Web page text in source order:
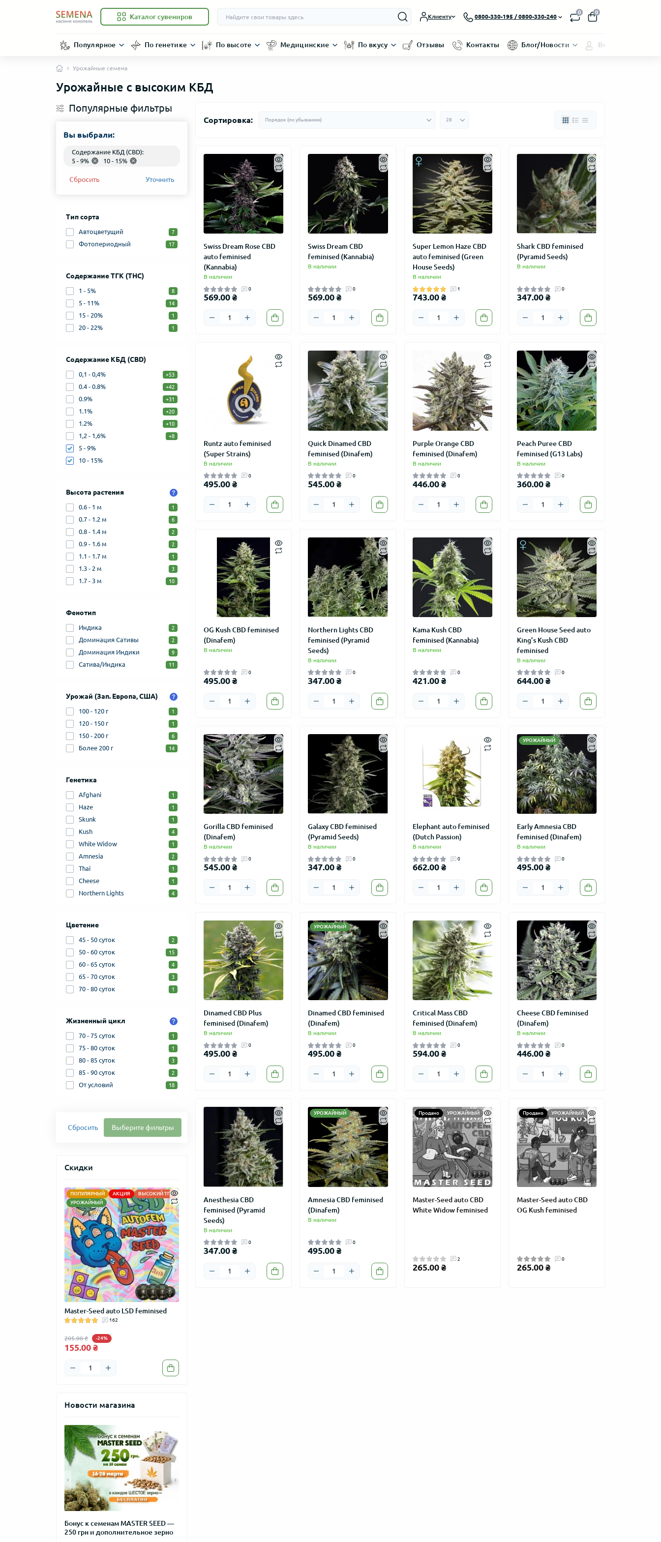
Каталог сувениров Клиенту 0800-330-195 / 0800-330-240
0 0
Популярное По генетике По высоте Медицинские По вкусу Отзывы Контакты Блог/Новости Вход/
Урожайные семена
Урожайные с высоким КБД
Популярные фильтры
Вы выбрали:
Содержание КБД (CBD):
5 - 9%
10 - 15%
Сбросить Уточнить
Тип сорта
Автоцветущий 7
Фотопериодный 17
Содержание ТГК (THC)
1 - 5% 8
5 - 11% 14
15 - 20% 1
20 - 22% 1
Содержание КБД (CBD)
0,1 - 0,4% +53
0.4 - 0.8% +42
0.9% +31
1.1% +20
1.2% +10
1,2 - 1,6% +8
5 - 9%
10 - 15%
Высота растения
0.6 - 1 м 1
0.7 - 1.2 м 6
0.8 - 1.4 м 2
0.9 - 1.6 м 2
1.1 - 1.7 м 1
1.3 - 2 м 3
1.7 - 3 м 10
Фенотип
Индика 2
Доминация Сативы 2
Доминация Индики 9
Сатива/Индика 11
Урожай (Зап. Европа, США)
100 - 120 г 1
120 - 150 г 1
150 - 200 г 6
Более 200 г 14
Генетика
Afghani 1
Haze 1
Skunk 1
Kush 4
White Widow 1
Amnesia 2
Thai 1
Cheese 1
Northern Lights 4
Цветение
45 - 50 суток 2
50 - 60 суток 15
60 - 65 суток 4
65 - 70 суток 3
70 - 80 суток 1
Жизненный цикл
70 - 75 суток 1
75 - 80 суток 1
80 - 85 суток 3
85 - 90 суток 2
От условий 18
Сбросить Выберите фильтры
Скидки
ПОПУЛЯРНЫЙ АКЦИЯ
ВЫСОКИЙ ТГК
УРОЖАЙНЫЙ
Master-Seed auto LSD feminised
162
205.00 ₴ -24%
155.00 ₴
Новости магазина
Бонус к семенам MASTER SEED —
250 грн и дополнительное зерно
Сортировка:
Swiss Dream Rose CBD
auto feminised
(Kannabia)
В наличии
0
569.00 ₴
Swiss Dream CBD
feminised (Kannabia)
В наличии
0
569.00 ₴
Super Lemon Haze CBD
auto feminised (Green
House Seeds)
В наличии
1
743.00 ₴
Shark CBD feminised
(Pyramid Seeds)
В наличии
0
347.00 ₴
Runtz auto feminised
(Super Strains)
В наличии
0
495.00 ₴
Quick Dinamed CBD
feminised (Dinafem)
В наличии
0
545.00 ₴
Purple Orange CBD
feminised (Dinafem)
В наличии
0
446.00 ₴
Peach Puree CBD
feminised (G13 Labs)
В наличии
0
360.00 ₴
OG Kush CBD feminised
(Dinafem)
В наличии
0
495.00 ₴
Northern Lights CBD
feminised (Pyramid
Seeds)
В наличии
0
347.00 ₴
Kama Kush CBD
feminised (Kannabia)
В наличии
0
421.00 ₴
Green House Seed auto
King’s Kush CBD
feminised
В наличии
0
644.00 ₴
Gorilla CBD feminised
(Dinafem)
В наличии
0
545.00 ₴
Galaxy CBD feminised
(Pyramid Seeds)
В наличии
0
347.00 ₴
Elephant auto feminised
(Dutch Passion)
В наличии
0
662.00 ₴
УРОЖАЙНЫЙ
Early Amnesia CBD
feminised (Dinafem)
В наличии
0
495.00 ₴
Dinamed CBD Plus
feminised (Dinafem)
В наличии
0
495.00 ₴
УРОЖАЙНЫЙ
Dinamed CBD feminised
(Dinafem)
В наличии
0
495.00 ₴
Critical Mass CBD
feminised (Dinafem)
В наличии
0
594.00 ₴
Cheese CBD feminised
(Dinafem)
В наличии
0
446.00 ₴
Anesthesia CBD
feminised (Pyramid
Seeds)
В наличии
0
347.00 ₴
УРОЖАЙНЫЙ
Amnesia CBD feminised
(Dinafem)
В наличии
0
495.00 ₴
Продано УРОЖАЙНЫЙ
Master-Seed auto CBD
White Widow feminised
2
265.00 ₴
Продано УРОЖАЙНЫЙ
Master-Seed auto CBD
OG Kush feminised
0
265.00 ₴